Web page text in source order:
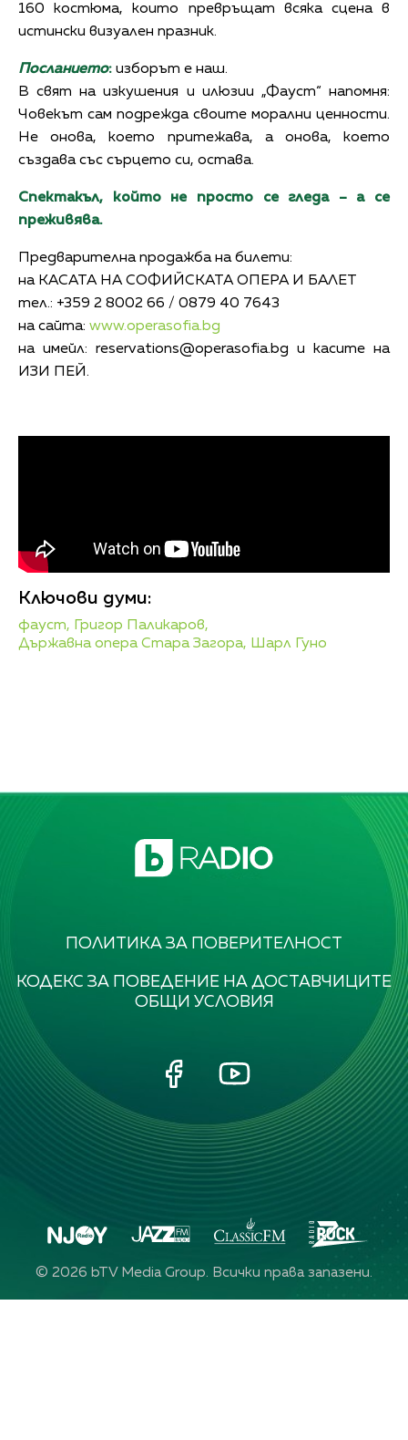
160 костюма, които превръщат всяка сцена в
истински визуален празник.
Посланието: изборът е наш.
В свят на изкушения и илюзии „Фауст“ напомня:
Човекът сам подрежда своите морални ценности.
Не онова, което притежава, а онова, което
създава със сърцето си, остава.
Спектакъл, който не просто се гледа – а се
преживява.
Предварителна продажба на билети:
на КАСАТА НА СОФИЙСКАТА ОПЕРА И БАЛЕТ
тел.: +359 2 8002 66 / 0879 40 7643
на сайта: www.operasofia.bg
на имейл: reservations@operasofia.bg и касите на
ИЗИ ПЕЙ.
Ключови думи:
фауст, Григор Паликаров,
Държавна опера Стара Загора, Шарл Гуно
ПОЛИТИКА ЗА ПОВЕРИТЕЛНОСТ
КОДЕКС ЗА ПОВЕДЕНИЕ НА ДОСТАВЧИЦИТЕ
ОБЩИ УСЛОВИЯ
© 2026 bTV Media Group. Всички права запазени.